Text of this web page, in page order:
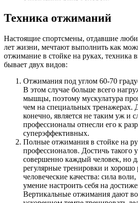
Техника отжиманий
Настоящие спортсмены, отдавшие
лет жизни, мечтают выполнить как
отжимание в стойке на руках, техника
бывает двух видов:
Отжимания под углом 60-70
В этом случае больше всего
мышцы, поэтому мускулатура
чем на специальных тренажерах.
конечно, является не таким уж и
профессионалы отнесли его к
суперэффективных.
Полные отжимания в стойке на
профессионалов. Достичь такого
совершенно каждый человек, но
регулярные тренировки и хорошо
человеческие качества: сила
умение настроить себя на
Вертикальные отжимания дают